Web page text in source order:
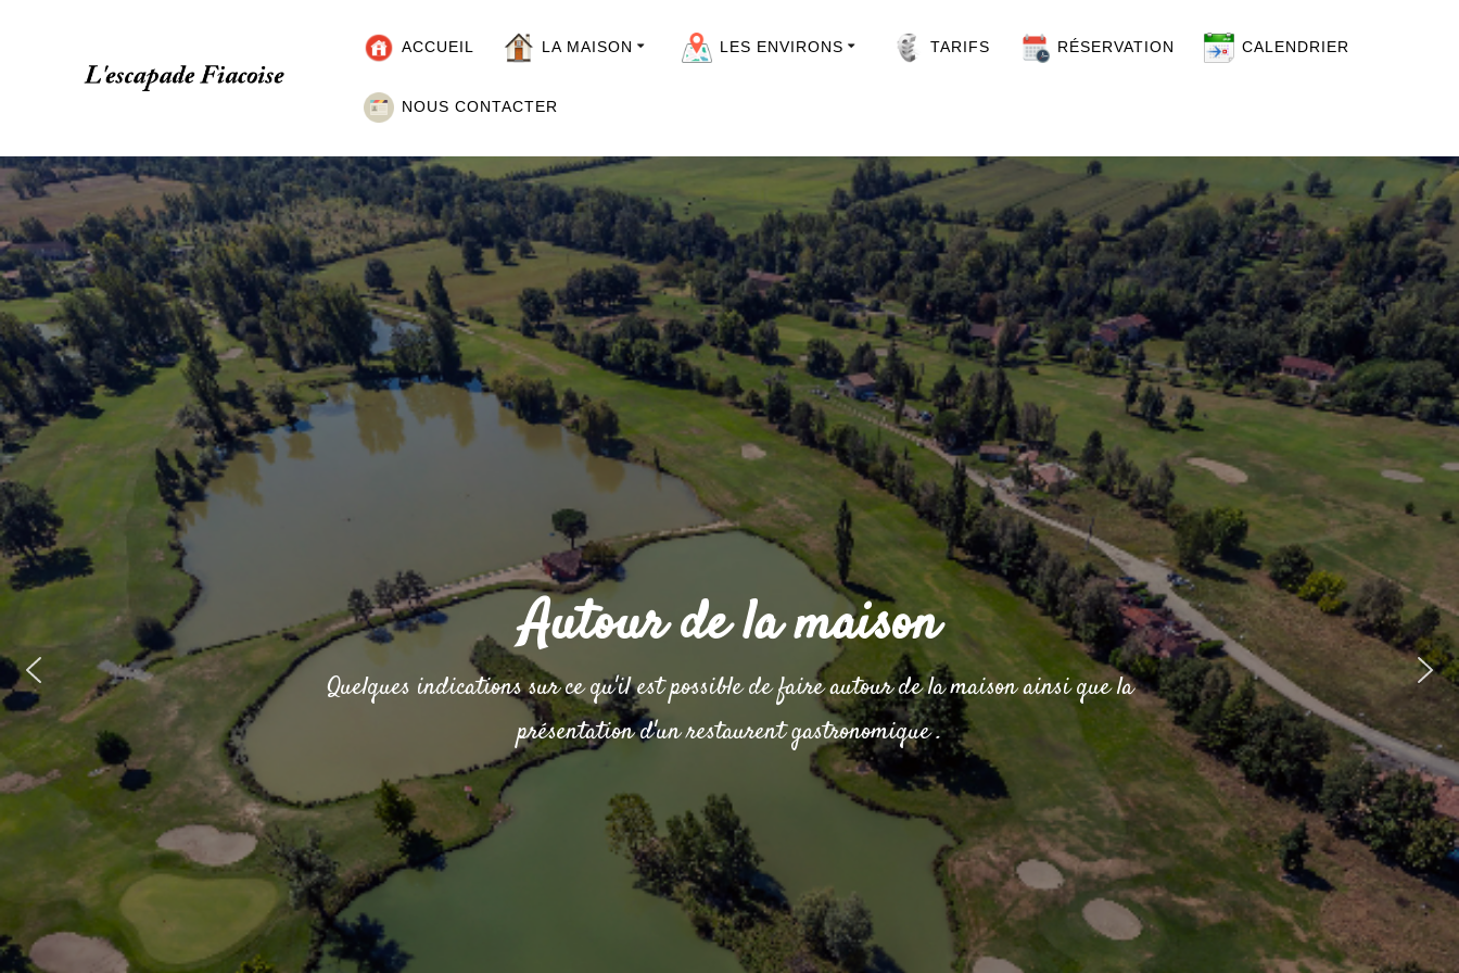
ACCUEIL LA MAISON
Photos de la maison
LES ENVIRONS
Un peut plus loin
Office du tourisme du Tarn
Office du tourisme Occitanie
TARIFS RÉSERVATION CALENDRIER
NOUS CONTACTER
Au tour de la maison
Autour de la maison
Quelques indications sur ce qu'il est possible de faire autour de la maison ainsi que la
présentation d'un restaurent gastronomique .